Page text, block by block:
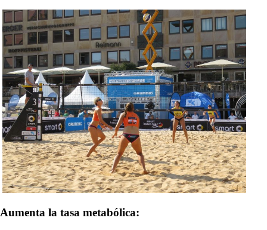
Aumenta la tasa metabólica: